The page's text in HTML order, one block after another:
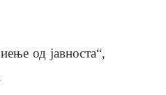
од јавноста“,